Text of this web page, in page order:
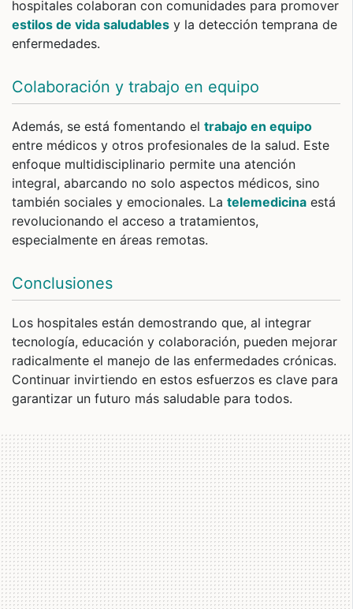
hospitales colaboran con comunidades para promover
estilos de vida saludables y la detección temprana de
enfermedades.
Colaboración y trabajo en equipo
Además, se está fomentando el trabajo en equipo
entre médicos y otros profesionales de la salud. Este
enfoque multidisciplinario permite una atención
integral, abarcando no solo aspectos médicos, sino
también sociales y emocionales. La telemedicina está
revolucionando el acceso a tratamientos,
especialmente en áreas remotas.
Conclusiones
Los hospitales están demostrando que, al integrar
tecnología, educación y colaboración, pueden mejorar
radicalmente el manejo de las enfermedades crónicas.
Continuar invirtiendo en estos esfuerzos es clave para
garantizar un futuro más saludable para todos.